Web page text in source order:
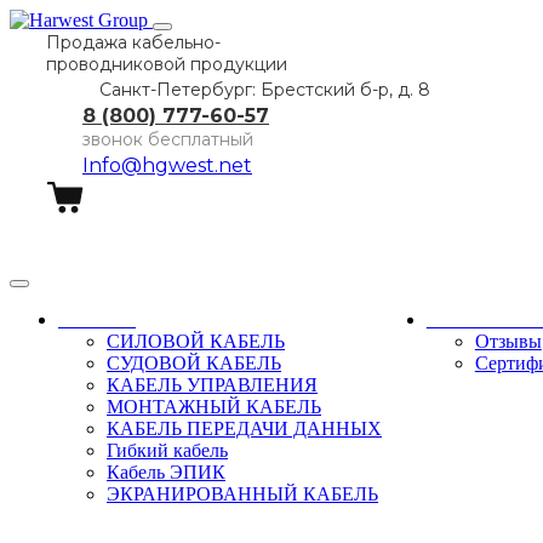
Продажа кабельно-
проводниковой продукции
Санкт-Петербург: Брестский б-р, д. 8
8 (800) 777-60-57
звонок бесплатный
Info@hgwest.net
СИЛОВОЙ КАБЕЛЬ
СУДОВОЙ КАБЕЛЬ
КАБЕЛЬ УПРАВЛЕНИЯ
МОНТАЖНЫЙ КАБЕЛЬ
КАБЕЛЬ ПЕРЕДАЧИ ДАННЫХ
Гибкий кабель
Кабель ЭПИК
ЭКРАНИРОВАННЫЙ КАБЕЛЬ
Отзывы